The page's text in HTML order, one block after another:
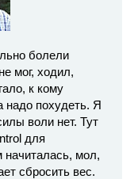
болели
мог, ходил,
к кому
надо похудеть. Я
воли нет. Тут
для
начиталась, мол,
сбросить вес.